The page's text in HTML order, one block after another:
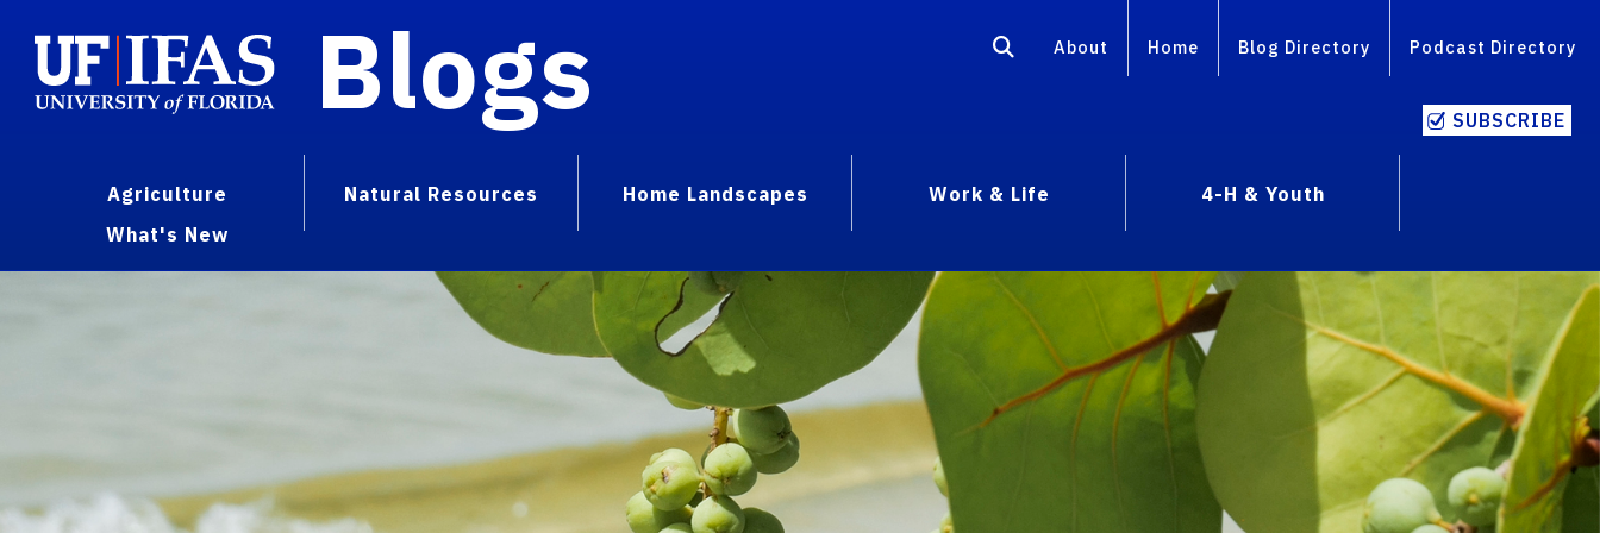
Blogs About Home Blog Directory Podcast Directory
SUBSCRIBE
Agriculture Natural Resources Home Landscapes Work & Life
4-H & Youth
What's New